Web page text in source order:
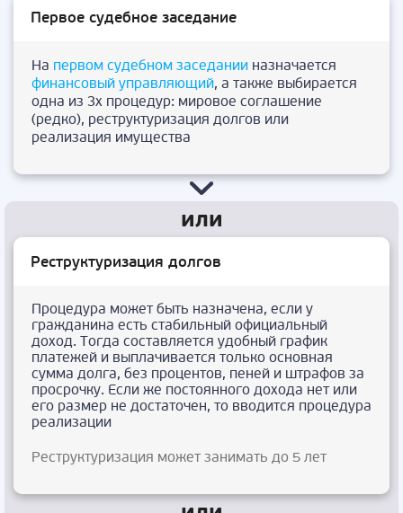
Первое судебное заседание
На первом судебном заседании назначается
финансовый управляющий, а также выбирается
одна из 3х процедур: мировое соглашение
(редко), реструктуризация долгов или
реализация имущества
Реструктуризация долгов
Процедура может быть назначена, если у
гражданина есть стабильный официальный
доход. Тогда составляется удобный график
платежей и выплачивается только основная
сумма долга, без процентов, пеней и штрафов за
просрочку. Если же постоянного дохода нет или
его размер не достаточен, то вводится процедура
реализации
Реструктуризация может занимать до 5 лет